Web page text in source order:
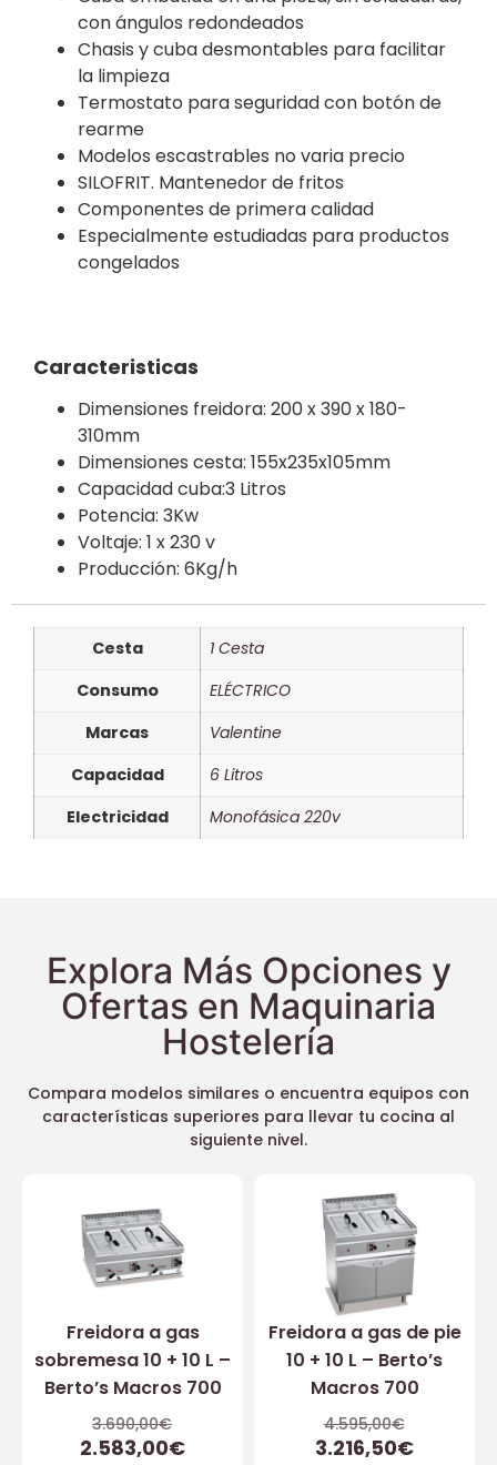
con ángulos redondeados
Chasis y cuba desmontables para facilitar
la limpieza
Termostato para seguridad con botón de
rearme
Modelos escastrables no varia precio
SILOFRIT. Mantenedor de fritos
Componentes de primera calidad
Especialmente estudiadas para productos
congelados
Caracteristicas
Dimensiones freidora: 200 x 390 x 180-
310mm
Dimensiones cesta: 155x235x105mm
Capacidad cuba:3 Litros
Potencia: 3Kw
Voltaje: 1 x 230 v
Producción: 6Kg/h
Cesta
1 Cesta
Consumo
ELÉCTRICO
Marcas
Valentine
Capacidad
6 Litros
Electricidad
Monofásica 220v
Explora Más Opciones y
Ofertas en Maquinaria
Hostelería
Compara modelos similares o encuentra equipos con
características superiores para llevar tu cocina al
siguiente nivel.
Freidora a gas
sobremesa 10 + 10 L –
Berto’s Macros 700
3.690,00€
2.583,00€
Freidora a gas de pie
10 + 10 L – Berto’s
Macros 700
4.595,00€
3.216,50€